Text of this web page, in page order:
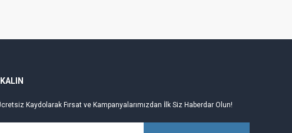
Kaydolarak Fırsat ve Kampanyalarımızdan İlk Siz Haberdar Olun!